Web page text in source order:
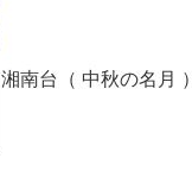
湘南台（ 中秋の名月 ）